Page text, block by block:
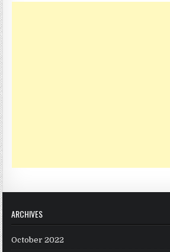
ARCHIVES
October 2022